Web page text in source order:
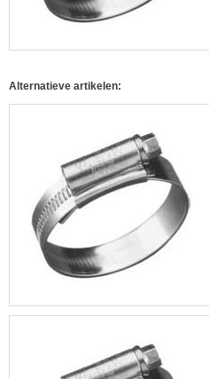
Alternatieve artikelen: